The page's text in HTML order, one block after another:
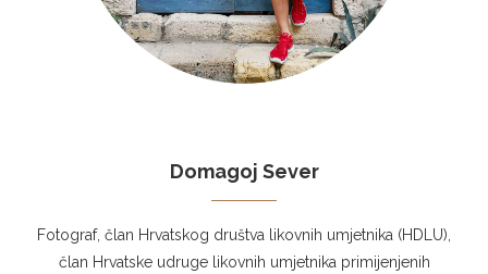
Domagoj Sever
Fotograf, član Hrvatskog društva likovnih umjetnika (HDLU),
član Hrvatske udruge likovnih umjetnika primijenjenih